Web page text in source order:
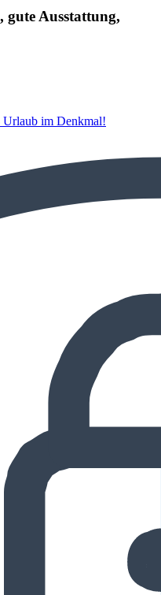
gute Ausstattung,
Urlaub im Denkmal!